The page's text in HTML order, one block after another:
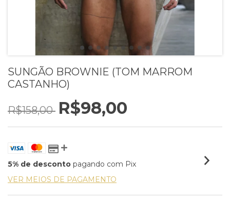
SUNGÃO BROWNIE (TOM MARROM
CASTANHO)
R$158,00 R$98,00
5% de desconto pagando com Pix
VER MEIOS DE PAGAMENTO